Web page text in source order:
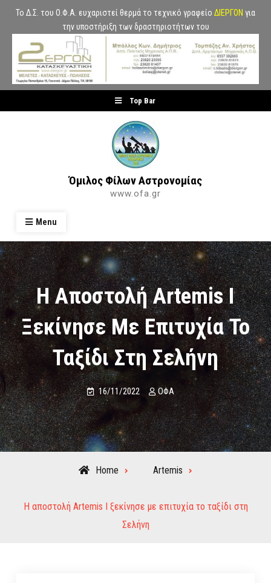
Το Δ.Σ. του Ο.Φ.Α. ευχαριστεί θερμά το τεχνικό γραφείο ΔΙΕΡΓΟΝ για
την υποστήριξη των δραστηριοτήτων του
to
Top Bar
Όμιλος Φίλων Αστρονομίας
www.ofa.gr
Menu
Η Αποστολή Artemis I
Ξεκίνησε Με Επιτυχία Το
Ταξίδι Στη Σελήνη
16/11/2022 ΟΦΑ
Home Artemis
Η αποστολή Artemis I ξεκίνησε με επιτυχία το ταξίδι στη
Σελήνη